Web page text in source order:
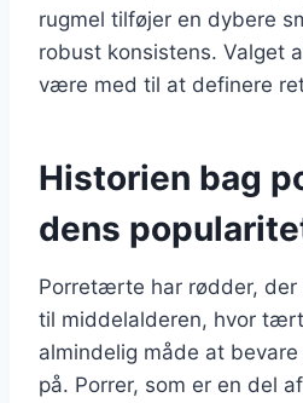
rugmel tilføjer en dybere
robust konsistens. Valget
være med til at definere
Historien bag
dens
Porretærte har rødder,
til middelalderen, hvor
almindelig måde at
på. Porrer, som er en del